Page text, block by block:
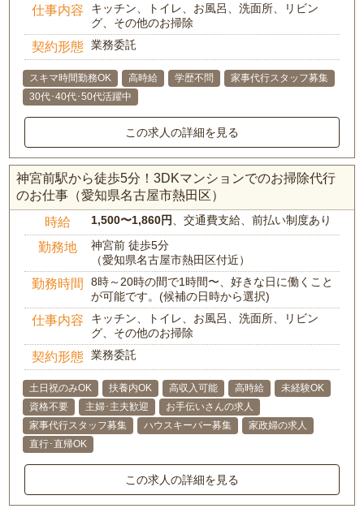
仕事内容
キッチン、トイレ、お風呂、洗面所、リビン
グ、その他のお掃除
契約形態 業務委託
スキマ時間勤務OK 高時給 学歴不問
家事代行スタッフ募集
30代･40代･50代活躍中
この求人の詳細を見る
神宮前駅から徒歩5分！3DKマンションでのお掃除代行
のお仕事（愛知県名古屋市熱田区）
時給 1,500〜1,860円 、交通費支給、前払い制度あり
勤務地
神宮前 徒歩5分
（愛知県名古屋市熱田区付近）
勤務時間
8時～20時の間で1時間〜、好きな日に働くこと
が可能です。(候補の日時から選択)
仕事内容
キッチン、トイレ、お風呂、洗面所、リビン
グ、その他のお掃除
契約形態 業務委託
土日祝のみOK 扶養内OK 高収入可能 高時給
未経験OK
資格不要
主婦･主夫歓迎
お手伝いさんの求人
家事代行スタッフ募集
ハウスキーパー募集
家政婦の求人
直行･直帰OK
この求人の詳細を見る